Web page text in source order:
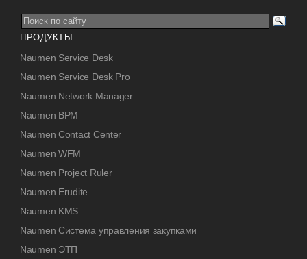
ПРОДУКТЫ
Naumen Service Desk
Naumen Service Desk Pro
Naumen Network Manager
Naumen BPM
Naumen Contact Center
Naumen WFM
Naumen Project Ruler
Naumen Erudite
Naumen KMS
Naumen Система управления закупками
Naumen ЭТП